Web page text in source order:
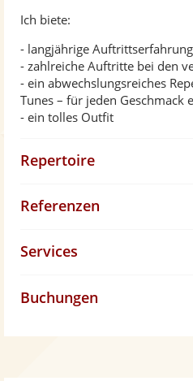
Ich biete:
- langjährige
- zahlreiche Auftritte bei den
- ein abwechslungsreiches
Tunes – für jeden Geschmack
- ein tolles Outfit
Repertoire
Referenzen
Services
Buchungen